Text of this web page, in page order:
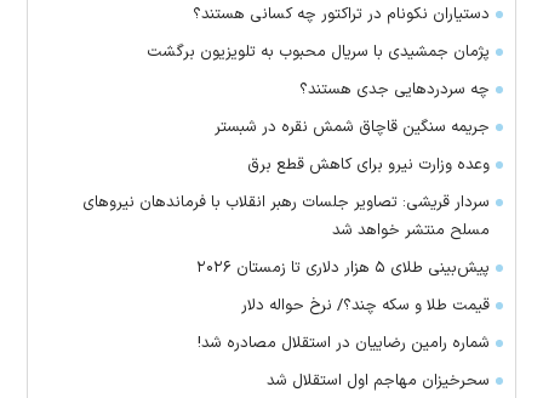
دستیاران نکونام در تراکتور چه کسانی هستند؟
پژمان جمشیدی با سریال محبوب به تلویزیون برگشت
چه سردرد‌هایی جدی هستند؟
جریمه سنگین قاچاق شمش نقره در شبستر
وعده وزارت نیرو برای کاهش قطع برق
سردار قریشی: تصاویر جلسات رهبر انقلاب با فرماندهان نیرو‌های
مسلح منتشر خواهد شد
پیش‌بینی طلای ۵ هزار دلاری تا زمستان ۲۰۲۶
قیمت طلا و سکه چند؟/ نرخ حواله دلار
شماره رامین رضاییان در استقلال مصادره شد!
سحرخیزان مهاجم اول استقلال شد